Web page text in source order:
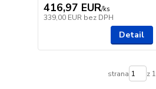
416,97 EUR/ks
339,00 EUR bez DPH
Detail
strana z 1